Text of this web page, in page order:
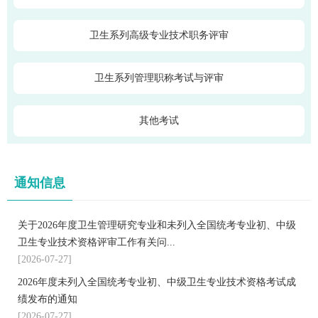
卫生系列高级专业技术职务评审
卫生系列管理职称考试与评审
其他考试
通知信息
[2026-07-27]
关于2026年度卫生管理研究专业和未列入全国统考专业初、中级
卫生专业技术资格评审工作有关问...
2026年度未列入全国统考专业初、中级卫生专业技术资格考试成
绩发布的通知